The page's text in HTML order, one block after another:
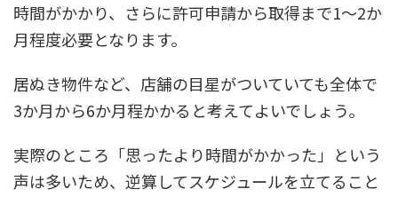
時間がかかり、さらに許可申請から取得まで1〜2か
月程度必要となります。
居ぬき物件など、店舗の目星がついていても全体で
3か月から6か月程かかると考えてよいでしょう。
実際のところ「思ったより時間がかかった」という
声は多いため、逆算してスケジュールを立てること